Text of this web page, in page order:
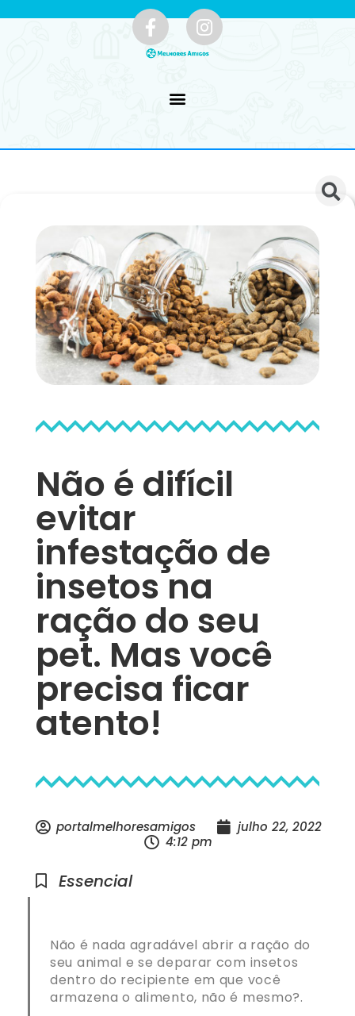
Não é difícil
evitar
infestação de
insetos na
ração do seu
pet. Mas você
precisa ficar
atento!
portalmelhoresamigos
julho 22, 2022
4:12 pm
Essencial
Não é nada agradável abrir a ração do
seu animal e se deparar com insetos
dentro do recipiente em que você
armazena o alimento, não é mesmo?.